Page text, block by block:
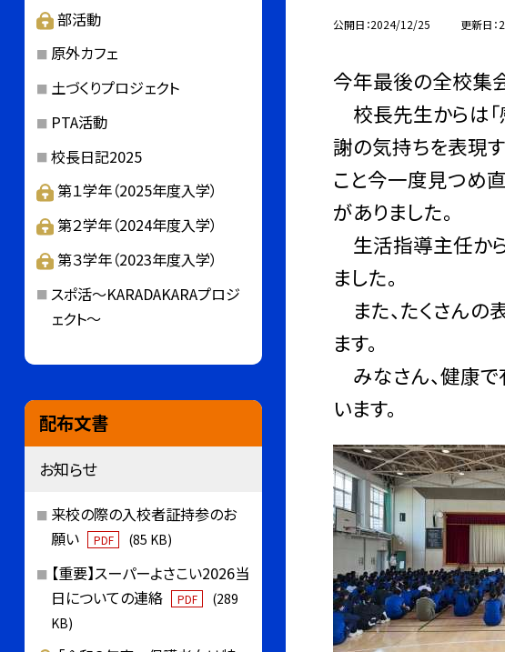
公開日 2024/12/25 更新日
今年最後の全校集
校長先生からは「
謝の気持ちを表現す
こと今一度見つめ
がありました。
生活指導主任か
ました。
また、たくさん
ます。
みなさん、健康で
います。
部活動
原外カフェ
土づくりプロジェクト
PTA活動
校長日記2025
第１学年（2025年度入学）
第２学年（2024年度入学）
第３学年（2023年度入学）
スポ活～KARADAKARAプロジ
ェクト～
配布文書
お知らせ
来校の際の入校者証持参のお
願い
PDF (85 KB)
【重要】スーパーよさこい2026当
日についての連絡
PDF
(289
KB)